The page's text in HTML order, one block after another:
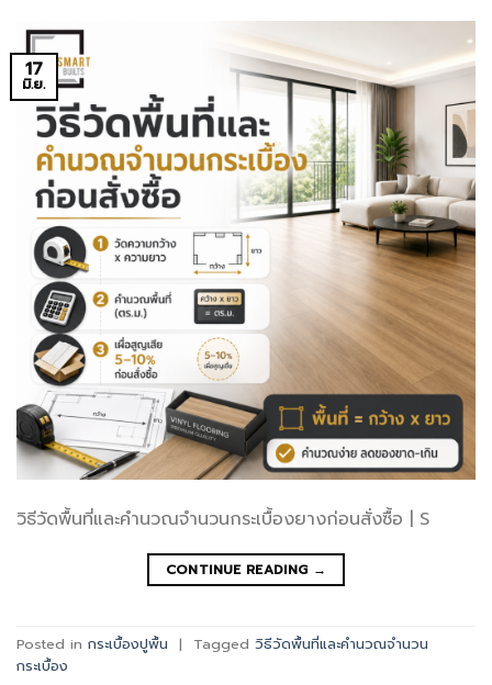
17
มิ.ย.
วิธีวัดพื้นที่และคำนวณจำนวนกระเบื้องยางก่อนสั่งซื้อ | S
CONTINUE READING →
Posted in กระเบื้องปูพื้น | Tagged วิธีวัดพื้นที่และคำนวณจำนวน
กระเบื้อง